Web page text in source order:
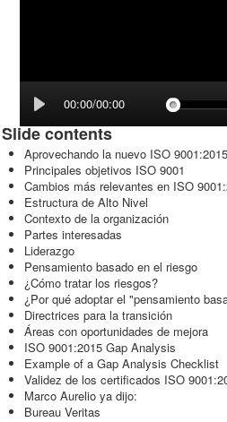
00:00/00:00
Slide contents
Aprovechando la nuevo ISO
Principales objetivos ISO 9001
Cambios más relevantes en ISO
Estructura de Alto Nivel
Contexto de la organización
Partes interesadas
Liderazgo
Pensamiento basado en el riesgo
¿Cómo tratar los riesgos?
¿Por qué adoptar el "pensamiento
Directrices para la transición
Áreas con oportunidades de mejora
ISO 9001:2015 Gap Analysis
Example of a Gap Analysis Checklist
Validez de los certificados ISO
Marco Aurelio ya dijo:
Bureau Veritas